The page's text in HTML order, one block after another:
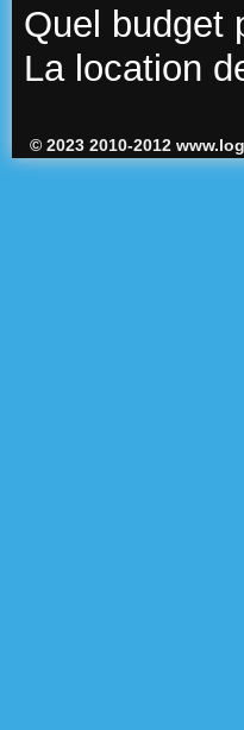
Quel budget
La location
© 2023 2010-2012